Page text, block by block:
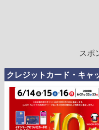
スポ
クレジットカード・キャ